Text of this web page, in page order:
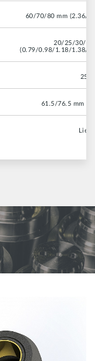
60/70/80 mm (2.36/
20/25/30/
(0.79/0.98/1.18/1.38/
25
61.5/76.5 mm
Lien